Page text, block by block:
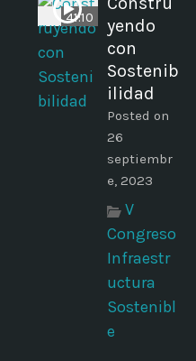
41:10
yendo
con
Sostenib
ilidad
Posted on
26
septiembr
e, 2023
V
Congreso
Infraestr
uctura
Sostenibl
e